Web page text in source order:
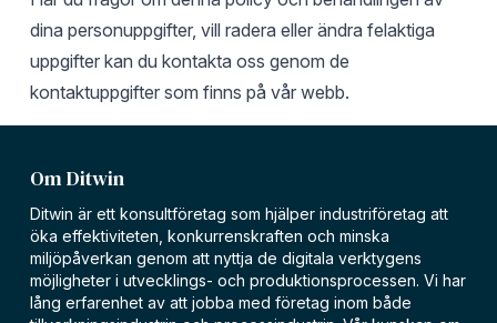
dina personuppgifter, vill radera eller ändra felaktiga
uppgifter kan du kontakta oss genom de
kontaktuppgiftersom finns på vår webb.
Om Ditwin
Ditwin är ett konsultföretag som hjälper industriföretag att
öka effektiviteten, konkurrenskraften och minska
miljöpåverkan genom att nyttja de digitala verktygens
möjligheter i utvecklings- och produktionsprocessen. Vi har
lång erfarenhet av att jobba med företag inom både